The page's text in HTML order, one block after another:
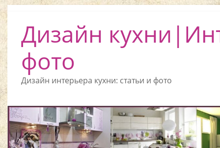
Дизайн
фото
Дизайн интерьера кухни: статьи и фото